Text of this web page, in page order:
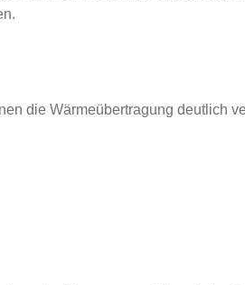
die Wärmeübertragung deutlich